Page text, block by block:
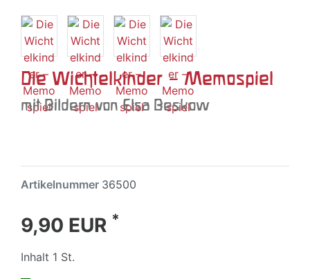
Die Wichtelkinder – Memospiel
mit Bildern von Elsa Beskow
Artikelnummer 36500
9,90 EUR *
Inhalt 1 St.